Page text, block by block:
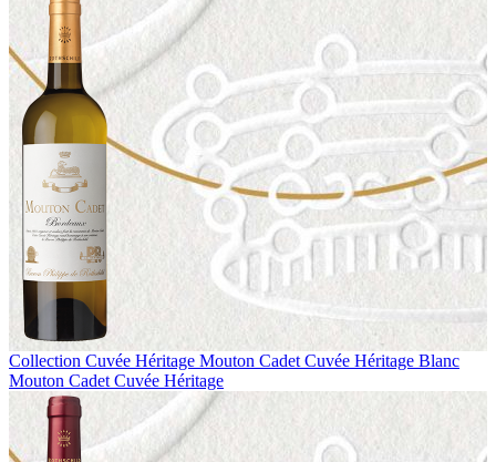
Collection Cuvée Héritage Mouton Cadet Cuvée Héritage Blanc
Mouton Cadet Cuvée Héritage